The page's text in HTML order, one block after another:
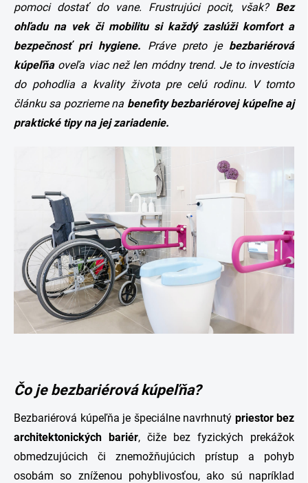
pomoci dostať do vane. Frustrujúci pocit, však? Bez
ohľadu na vek či mobilitu si každý zaslúži komfort a
bezpečnosť pri hygiene. Práve preto je bezbariérová
kúpeľňaoveľa viac než len módny trend. Je to investícia
do pohodlia a kvality života pre celú rodinu. V tomto
článku sa pozrieme na benefity bezbariérovej kúpeľne aj
praktické tipy na jej zariadenie.
Čo je bezbariérová kúpeľňa?
Bezbariérová kúpeľňa je špeciálne navrhnutý priestor bez
architektonických bariér, čiže bez fyzických prekážok
obmedzujúcich či znemožňujúcich prístup a pohyb
osobám so zníženou pohyblivosťou, ako sú napríklad